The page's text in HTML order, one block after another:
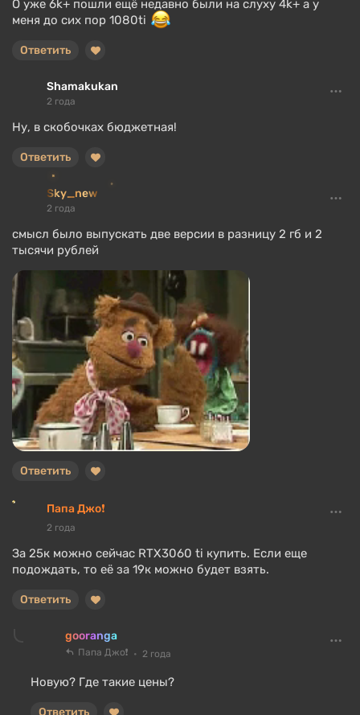
О уже 6k+ пошли ещё недавно были на слуху 4k+ а у
меня до сих пор 1080ti
Ответить
Shamakukan
2 года
Ну, в скобочках бюджетная!
Ответить
Sky_new
2 года
смысл было выпускать две версии в разницу 2 гб и 2
тысячи рублей
Ответить
Папа Джо❗
2 года
За 25к можно сейчас RTX3060 ti купить. Если еще
подождать, то её за 19к можно будет взять.
Ответить
gooranga
Папа Джо❗ 2 года
Новую? Где такие цены?
Ответить